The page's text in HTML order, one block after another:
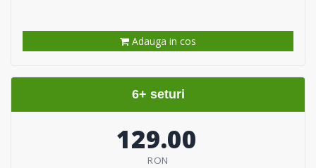
Adauga in cos
6+ seturi
129.00
RON